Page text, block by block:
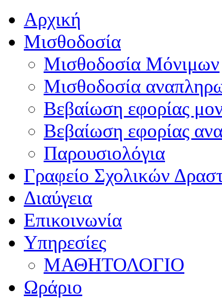
Αρχική
Μισθοδοσία
Μισθοδοσία Μόνιμων
Μισθοδοσία
Βεβαίωση εφορίας
Βεβαίωση εφορίας
Παρουσιολόγια
Γραφείο Σχολικών
Διαύγεια
Επικοινωνία
Υπηρεσίες
ΜΑΘΗΤΟΛΟΓΙΟ
Ωράριο